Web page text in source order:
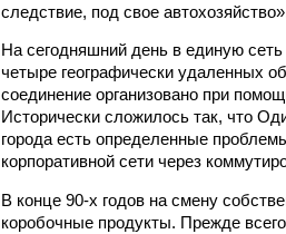
следствие, под свое
На сегодняшний день в единую
четыре географически удаленных
соединение организовано при
Исторически сложилось так, что
города есть определенные
корпоративной сети через
В конце 90-х годов на смену
коробочные продукты. Прежде